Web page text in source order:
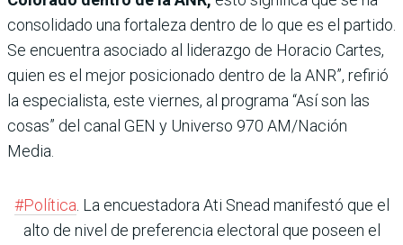
consolidado una fortaleza dentro de lo que es el partido.
Se encuentra asociado al liderazgo de Horacio Cartes,
quien es el mejor posicionado dentro de la ANR”, refirió
la especialista, este viernes, al programa “Así son las
cosas” del canal GEN y Universo 970 AM/Nación
Media.
#Política. La encuestadora Ati Snead manifestó que el
alto de nivel de preferencia electoral que poseen el